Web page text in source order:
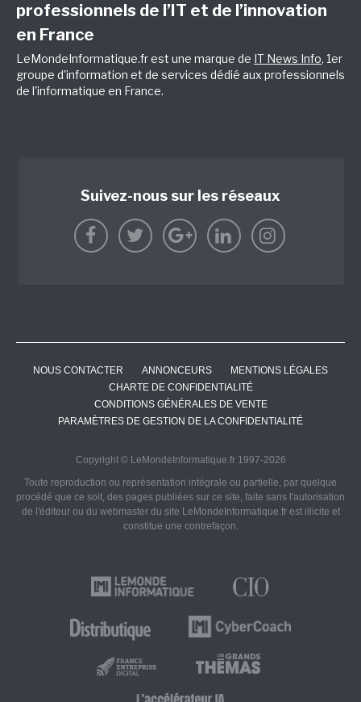
professionnels de l’IT et de l’innovation
en France
LeMondeInformatique.fr est une marque de IT News Info, 1er
groupe d'information et de services dédié aux professionnels
de l'informatique en France.
Suivez-nous sur les réseaux
NOUS CONTACTER ANNONCEURS
MENTIONS LÉGALES
CHARTE DE CONFIDENTIALITÉ
CONDITIONS GÉNÉRALES DE VENTE
PARAMÈTRES DE GESTION DE LA CONFIDENTIALITÉ
Copyright © LeMondeInformatique.fr 1997-2026
Toute reproduction ou représentation intégrale ou partielle, par quelque
procédé que ce soit, des pages publiées sur ce site, faite sans l'autorisation
de l'éditeur ou du webmaster du site LeMondeInformatique.fr est illicite et
constitue une contrefaçon.